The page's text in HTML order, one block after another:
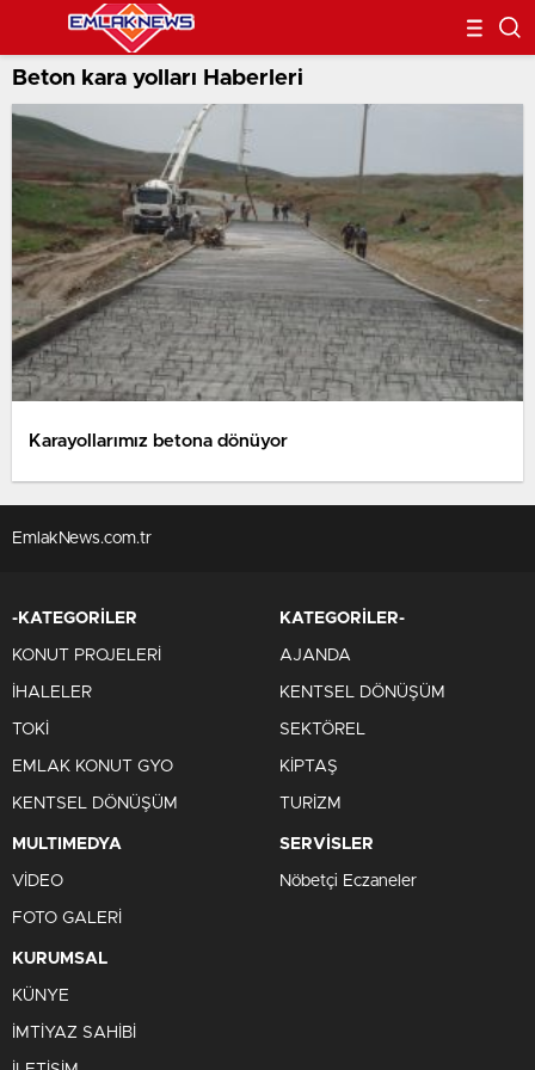
Beton kara yolları Haberleri
Karayollarımız betona dönüyor
EmlakNews.com.tr
-KATEGORİLER
KONUT PROJELERİ
İHALELER
TOKİ
EMLAK KONUT GYO
KENTSEL DÖNÜŞÜM
KATEGORİLER-
AJANDA
KENTSEL DÖNÜŞÜM
SEKTÖREL
KİPTAŞ
TURİZM
MULTIMEDYA
VİDEO
FOTO GALERİ
SERVİSLER
Nöbetçi Eczaneler
KURUMSAL
KÜNYE
İMTİYAZ SAHİBİ